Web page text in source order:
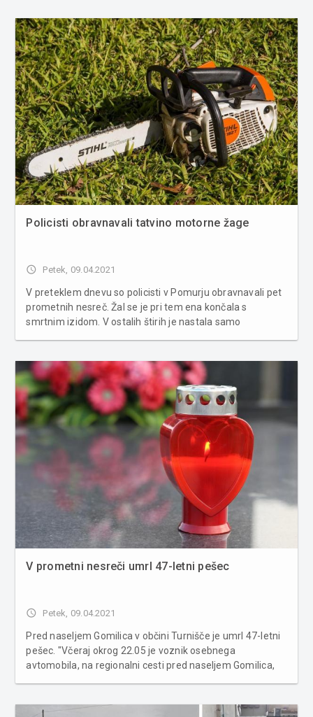
Policisti obravnavali tatvino motorne žage
access_time Petek, 09.04.2021
V preteklem dnevu so policisti v Pomurju obravnavali pet
prometnih nesreč. Žal se je pri tem ena končala s
smrtnim izidom. V ostalih štirih je nastala samo
kriminalitete so pe...
V prometni nesreči umrl 47-letni pešec
access_time Petek, 09.04.2021
Pred naseljem Gomilica v občini Turnišče je umrl 47-letni
pešec. "Včeraj okrog 22.05 je voznik osebnega
avtomobila, na regionalni cesti pred naseljem Gomilica,